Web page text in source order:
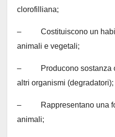
clorofilliana;
– Costituiscono un
animali e vegetali;
– Producono sostanza
altri organismi (degradatori);
– Rappresentano una
animali;